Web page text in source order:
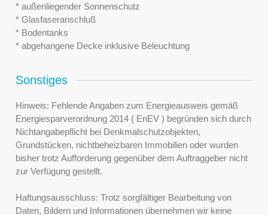
* außenliegender Sonnenschutz
* Glasfaseranschluß
* Bodentanks
* abgehangene Decke inklusive Beleuchtung
Sonstiges
Hinweis: Fehlende Angaben zum Energieausweis gemäß
Energiesparverordnung 2014 ( EnEV ) begründen sich durch
Nichtangabepflicht bei Denkmalschutzobjekten,
Grundstücken, nichtbeheizbaren Immobilien oder wurden
bisher trotz Aufforderung gegenüber dem Auftraggeber nicht
zur Verfügung gestellt.
Haftungsausschluss: Trotz sorgfältiger Bearbeitung von
Daten, Bildern und Informationen übernehmen wir keine